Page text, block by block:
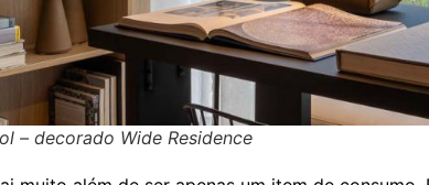
– decorado Wide Residence